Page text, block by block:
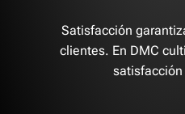
Satisfacción
clientes. En DMC